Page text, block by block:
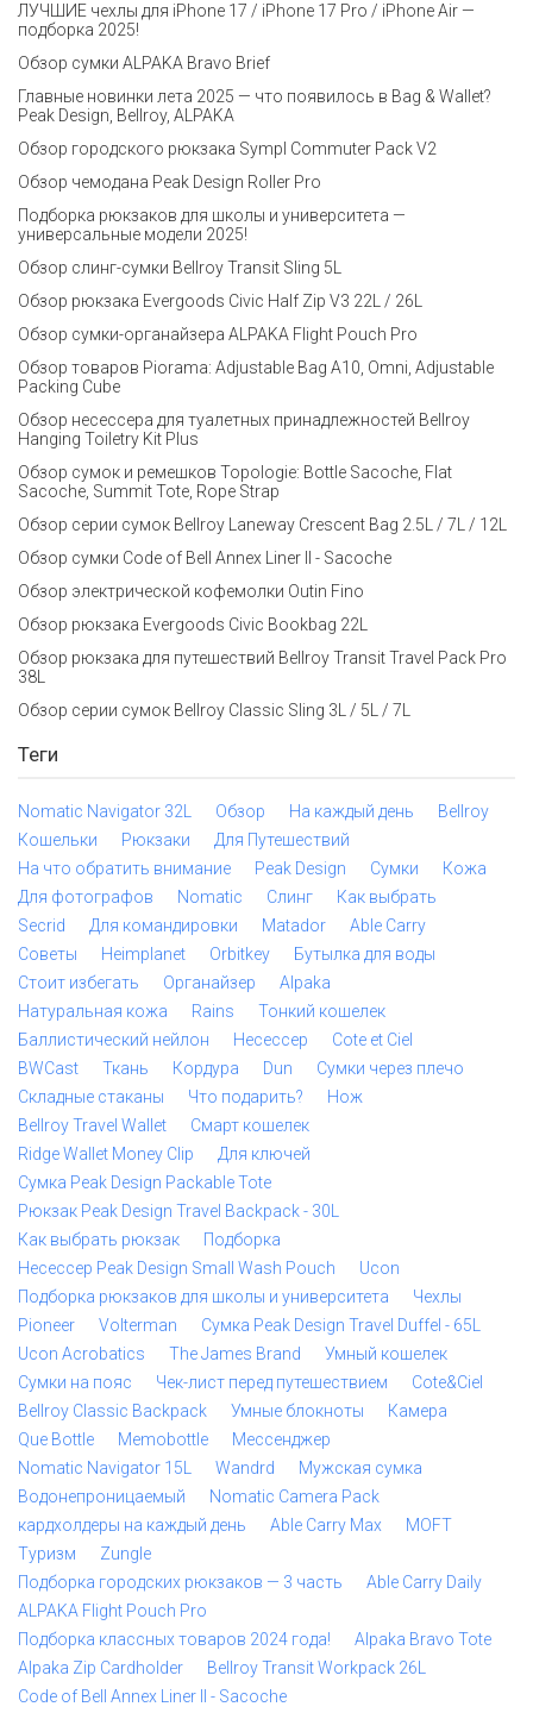
ЛУЧШИЕ чехлы для iPhone 17 / iPhone 17 Pro / iPhone Air —
подборка 2025!
Обзор сумки ALPAKA Bravo Brief
Главные новинки лета 2025 — что появилось в Bag & Wallet?
Peak Design, Bellroy, ALPAKA
Обзор городского рюкзака Sympl Commuter Pack V2
Обзор чемодана Peak Design Roller Pro
Подборка рюкзаков для школы и университета —
универсальные модели 2025!
Обзор слинг-сумки Bellroy Transit Sling 5L
Обзор рюкзака Evergoods Civic Half Zip V3 22L / 26L
Обзор сумки-органайзера ALPAKA Flight Pouch Pro
Обзор товаров Piorama: Adjustable Bag A10, Omni, Adjustable
Packing Cube
Обзор несессера для туалетных принадлежностей Bellroy
Hanging Toiletry Kit Plus
Обзор сумок и ремешков Topologie: Bottle Sacoche, Flat
Sacoche, Summit Tote, Rope Strap
Обзор серии сумок Bellroy Laneway Crescent Bag 2.5L / 7L / 12L
Обзор сумки Code of Bell Annex Liner II - Sacoche
Обзор электрической кофемолки Outin Fino
Обзор рюкзака Evergoods Civic Bookbag 22L
Обзор рюкзака для путешествий Bellroy Transit Travel Pack Pro
38L
Обзор серии сумок Bellroy Classic Sling 3L / 5L / 7L
Теги
Nomatic Navigator 32L Обзор На каждый день
Bellroy
Кошельки
Рюкзаки
Для Путешествий
На что обратить внимание
Peak Design Сумки
Кожа
Для фотографов
Nomatic Слинг
Как выбрать
Secrid
Для командировки Matador
Able Carry
Советы
Heimplanet Orbitkey
Бутылка для воды
Стоит избегать
Органайзер
Alpaka
Натуральная кожа
Rains
Тонкий кошелек
Баллистический нейлон
Несессер
Cote et Ciel
BWCast
Ткань Кордура Dun
Сумки через плечо
Складные стаканы
Что подарить?
Нож
Bellroy Travel Wallet
Смарт кошелек
Ridge Wallet Money Clip
Для ключей
Сумка Peak Design Packable Tote
Рюкзак Peak Design Travel Backpack - 30L
Как выбрать рюкзак
Подборка
Несессер Peak Design Small Wash Pouch
Ucon
Подборка рюкзаков для школы и университета
Чехлы
Pioneer
Volterman
Сумка Peak Design Travel Duffel - 65L
Ucon Acrobatics
The James Brand
Умный кошелек
Сумки на пояс
Чек-лист перед путешествием
Cote&Ciel
Bellroy Classic Backpack
Умные блокноты
Камера
Que Bottle
Memobottle
Мессенджер
Nomatic Navigator 15L
Wandrd
Мужская сумка
Водонепроницаемый
Nomatic Camera Pack
кардхолдеры на каждый день
Able Carry Max
MOFT
Туризм
Zungle
Подборка городских рюкзаков — 3 часть
Able Carry Daily
ALPAKA Flight Pouch Pro
Подборка классных товаров 2024 года!
Alpaka Bravo Tote
Alpaka Zip Cardholder
Bellroy Transit Workpack 26L
Code of Bell Annex Liner II - Sacoche